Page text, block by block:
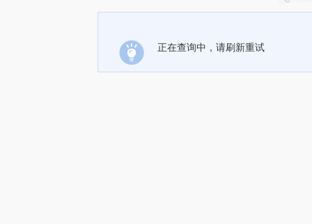
正在查询中，请刷新重试